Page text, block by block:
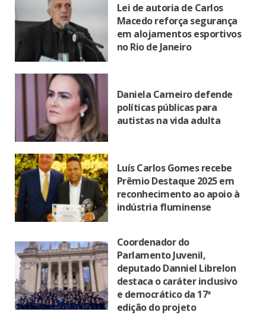
Lei de autoria de Carlos
Macedo reforça segurança
em alojamentos esportivos
no Rio de Janeiro
Daniela Carneiro defende
políticas públicas para
autistas na vida adulta
Luís Carlos Gomes recebe
Prêmio Destaque 2025 em
reconhecimento ao apoio à
indústria fluminense
Coordenador do
Parlamento Juvenil,
deputado Danniel Librelon
destaca o caráter inclusivo
e democrático da 17ª
edição do projeto